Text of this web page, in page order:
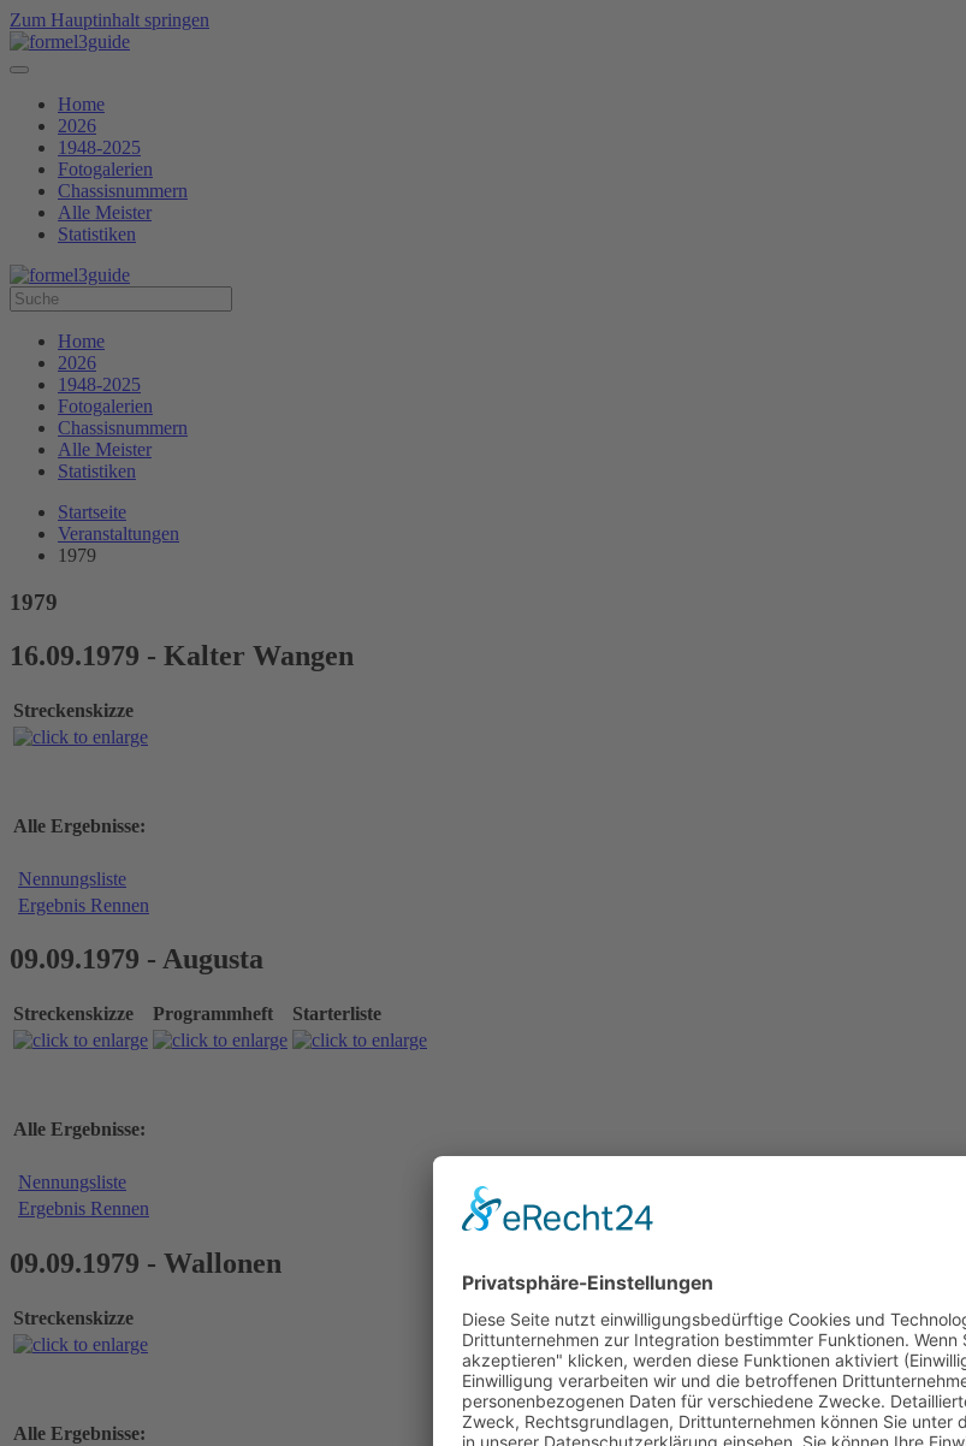
Zum Hauptinhalt springen
Home
2026
1948-2025
Fotogalerien
Chassisnummern
Alle Meister
Statistiken
Home
2026
1948-2025
Fotogalerien
Chassisnummern
Alle Meister
Statistiken
Startseite
Veranstaltungen
1979
1979
16.09.1979 - Kalter Wangen
Streckenskizze
Alle Ergebnisse:
Nennungsliste
Ergebnis Rennen
09.09.1979 - Augusta
Streckenskizze Programmheft Starterliste
Alle Ergebnisse:
Nennungsliste
Ergebnis Rennen
09.09.1979 - Wallonen
Streckenskizze
Alle Ergebnisse: